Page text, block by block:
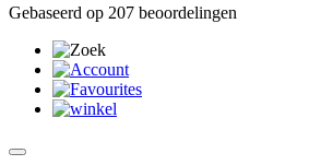
Gebaseerd op 207 beoordelingen